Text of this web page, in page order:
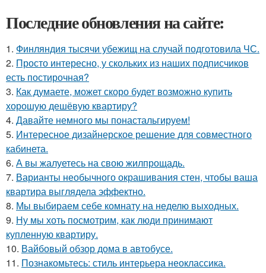
Последние обновления на сайте:
1. Финляндия тысячи убежищ на случай подготовила ЧС.
2. Просто интересно, у скольких из наших подписчиков
есть постирочная?
3. Как думаете, может скоро будет возможно купить
хорошую дешёвую квартиру?
4. Давайте немного мы понастальгируем!
5. Интересное дизайнерское решение для совместного
кабинета.
6. А вы жалуетесь на свою жилпрощадь.
7. Варианты необычного окрашивания стен, чтобы ваша
квартира выглядела эффектно.
8. Мы выбираем себе комнату на неделю выходных.
9. Ну мы хоть посмотрим, как люди принимают
купленную квартиру.
10. Вайбовый обзор дома в автобусе.
11. Познакомьтесь: стиль интерьера неоклассика.